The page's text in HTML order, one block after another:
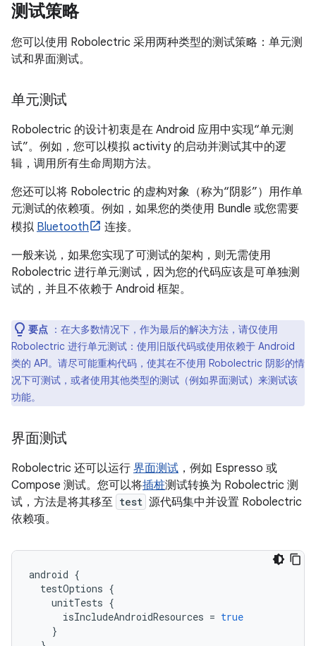
测试策略
您可以使用 Robolectric 采用两种类型的测试策略：单元测
试和界面测试。
单元测试
Robolectric 的设计初衷是在 Android 应用中实现“单元测
试”。例如，您可以模拟 activity 的启动并测试其中的逻
辑，调用所有生命周期方法。
您还可以将 Robolectric 的虚构对象（称为“阴影”）用作单
元测试的依赖项。例如，如果您的类使用 Bundle 或您需要
模拟 Bluetooth
连接。
一般来说，如果您实现了可测试的架构，则无需使用
Robolectric 进行单元测试，因为您的代码应该是可单独测
试的，并且不依赖于 Android 框架。
要点 ：在大多数情况下，作为最后的解决方法，请仅使用
Robolectric 进行单元测试：使用旧版代码或使用依赖于 Android
类的 API。请尽可能重构代码，使其在不使用 Robolectric 阴影的情
况下可测试，或者使用其他类型的测试（例如界面测试）来测试该
功能。
界面测试
Robolectric 还可以运行 界面测试 ，例如 Espresso 或
Compose 测试。您可以将插桩测试转换为 Robolectric 测
试，方法是将其移至 test 源代码集中并设置 Robolectric
依赖项。
android {
testOptions {
unitTests {
isIncludeAndroidResources = true
}